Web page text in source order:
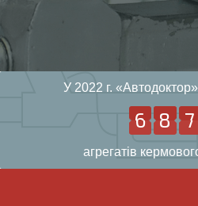
У 2022 г.
6
5
6 8
7
8
агрегатів